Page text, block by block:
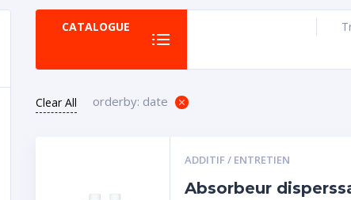
CATALOGUE
Clear All orderby: date
ADDITIF / ENTRETIEN
Absorbeur